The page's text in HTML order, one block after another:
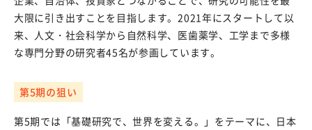
知的財産（特許など）に関することを知りたい方
研究段階から出願まで
大限に引き出すことを目指します。2021年にスタートして以
来、人文・社会科学から自然科学、医歯薬学、工学まで多様
な専門分野の研究者45名が参画しています。
第5期の狙い
第5期では「基礎研究で、世界を変える。」をテーマに、日本